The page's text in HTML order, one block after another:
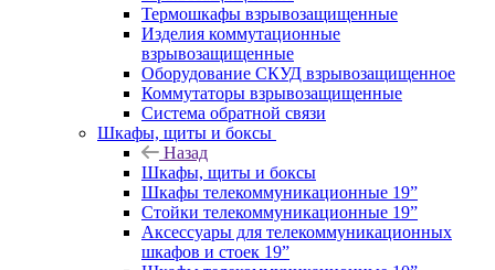
Термошкафы взрывозащищенные
Изделия коммутационные
взрывозащищенные
Оборудование СКУД взрывозащищенное
Коммутаторы взрывозащищенные
Система обратной связи
Шкафы, щиты и боксы
Назад
Шкафы, щиты и боксы
Шкафы телекоммуникационные 19”
Стойки телекоммуникационные 19”
Аксессуары для телекоммуникационных
шкафов и стоек 19”